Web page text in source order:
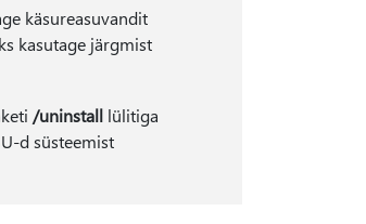
käsureasuvandit
kasutage järgmist
/uninstall lülitiga
d süsteemist